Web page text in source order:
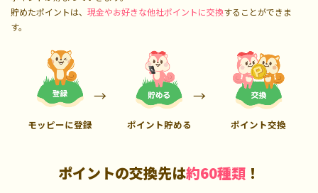
貯めたポイントは、 現金やお好きな他社ポイントに交換することができま
す。
モッピーに登録 ポイント貯める ポイント交換
ポイントの交換先は約60種類 ！